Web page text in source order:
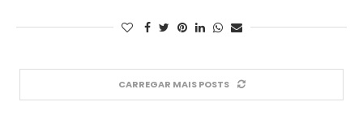
CARREGAR MAIS POSTS